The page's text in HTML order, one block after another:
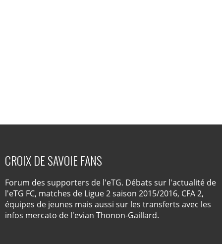
CROIX DE SAVOIE FANS
Forum des supporters de l'eTG. Débats sur l'actualité de
l'eTG FC, matches de Ligue 2 saison 2015/2016, CFA 2,
équipes de jeunes mais aussi sur les transferts avec les
infos mercato de l'evian Thonon-Gaillard.